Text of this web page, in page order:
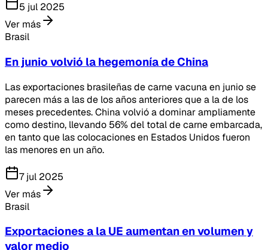
5 jul 2025
Ver más
Brasil
En junio volvió la hegemonía de China
Las exportaciones brasileñas de carne vacuna en junio se
parecen más a las de los años anteriores que a la de los
meses precedentes. China volvió a dominar ampliamente
como destino, llevando 56% del total de carne embarcada,
en tanto que las colocaciones en Estados Unidos fueron
las menores en un año.
7 jul 2025
Ver más
Brasil
Exportaciones a la UE aumentan en volumen y
valor medio